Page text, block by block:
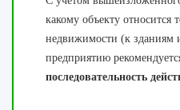
какому объекту относится
недвижимости (к зданиям
предприятию
последовательность